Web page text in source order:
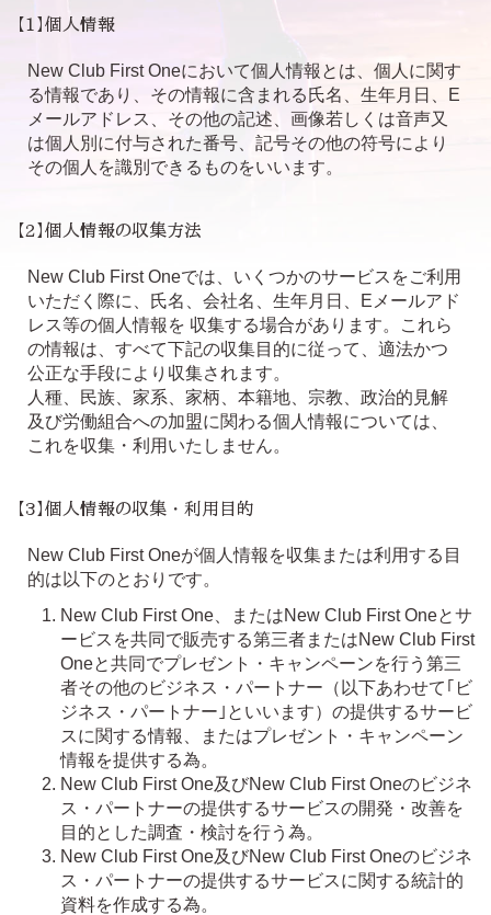
【1】個人情報
New Club First Oneにおいて個人情報とは、個人に関す
る情報であり、その情報に含まれる氏名、生年月日、E
メールアドレス、その他の記述、画像若しくは音声又
は個人別に付与された番号、記号その他の符号により
その個人を識別できるものをいいます。
【2】個人情報の収集方法
New Club First Oneでは、いくつかのサービスをご利用
いただく際に、氏名、会社名、生年月日、Eメールアド
レス等の個人情報を 収集する場合があります。これら
の情報は、すべて下記の収集目的に従って、適法かつ
公正な手段により収集されます。
人種、民族、家系、家柄、本籍地、宗教、政治的見解
及び労働組合への加盟に関わる個人情報については、
これを収集・利用いたしません。
【3】個人情報の収集・利用目的
New Club First Oneが個人情報を収集または利用する目
的は以下のとおりです。
New Club First One、またはNew Club First Oneとサ
ービスを共同で販売する第三者またはNew Club First
Oneと共同でプレゼント・キャンペーンを行う第三
者その他のビジネス・パートナー（以下あわせて｢ビ
ジネス・パートナー｣といいます）の提供するサービ
スに関する情報、またはプレゼント・キャンペーン
情報を提供する為。
New Club First One及びNew Club First Oneのビジネ
ス・パートナーの提供するサービスの開発・改善を
目的とした調査・検討を行う為。
New Club First One及びNew Club First Oneのビジネ
ス・パートナーの提供するサービスに関する統計的
資料を作成する為。